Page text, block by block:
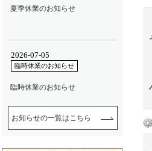
お知らせの一覧はこちら